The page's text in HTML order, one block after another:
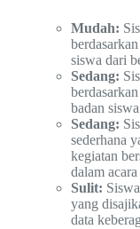
Mudah:
siswa dari
Sedang:
badan
Sedang:
sederhana
kegiatan
dalam
Sulit:
yang
data